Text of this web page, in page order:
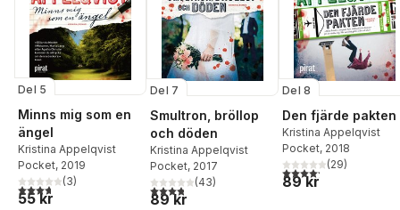
Del 5
Minns mig som en
ängel
Kristina Appelqvist
Pocket, 2019
3,7utav 5 stjärnor. Totalt antal röster:
(3)
55 kr
Del 7
Smultron, bröllop
och döden
Kristina Appelqvist
Pocket, 2017
3,8utav 5 stjärnor. Totalt antal röster:
(43)
89 kr
Del 8
Den fjärde pakten
Kristina Appelqvist
Pocket, 2018
4,2utav 5 stjärnor.
(29)
89 kr